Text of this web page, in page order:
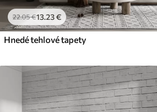
22.05€13.23€
Hnedé tehlové tapety